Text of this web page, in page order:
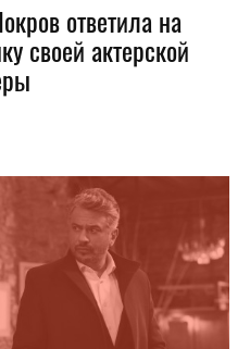
ответила на
своей актерской